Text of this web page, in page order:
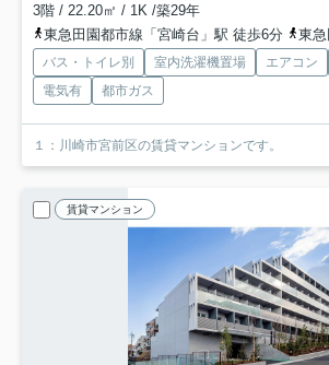
3階 / 22.20㎡ / 1K /築29年
東急田園都市線「宮崎台」駅 徒歩6分
東急田
バス・トイレ別 室内洗濯機置場 エアコン
電気有
都市ガス
１：川崎市宮前区の賃貸マンションです。
賃貸マンション